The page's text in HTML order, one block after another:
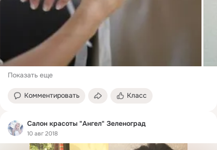
Показать еще
Комментировать Класс
Салон красоты "Ангел" Зеленоград
10 авг 2018